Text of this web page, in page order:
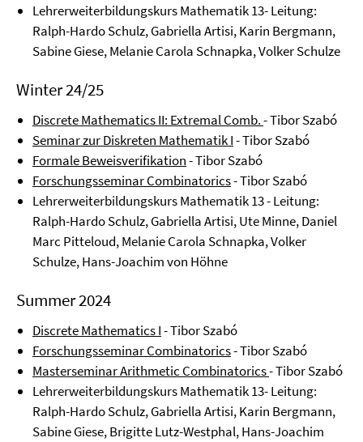
Lehrerweiterbildungskurs Mathematik 13- Leitung:
Ralph-Hardo Schulz, Gabriella Artisi, Karin Bergmann,
Sabine Giese, Melanie Carola Schnapka, Volker Schulze
Winter 24/25
Discrete Mathematics II: Extremal Comb.- Tibor Szabó
Seminar zur Diskreten Mathematik I- Tibor Szabó
Formale Beweisverifikation- Tibor Szabó
Forschungsseminar Combinatorics- Tibor Szabó
Lehrerweiterbildungskurs Mathematik 13 - Leitung:
Ralph-Hardo Schulz, Gabriella Artisi, Ute Minne, Daniel
Marc Pitteloud, Melanie Carola Schnapka, Volker
Schulze, Hans-Joachim von Höhne
Summer 2024
Discrete Mathematics I- Tibor Szabó
Forschungsseminar Combinatorics- Tibor Szabó
Masterseminar Arithmetic Combinatorics- Tibor Szabó
Lehrerweiterbildungskurs Mathematik 13- Leitung:
Ralph-Hardo Schulz, Gabriella Artisi, Karin Bergmann,
Sabine Giese, Brigitte Lutz-Westphal, Hans-Joachim